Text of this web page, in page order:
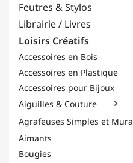
Feutres & Stylos
Librairie / Livres
Loisirs Créatifs
Accessoires en Bois
Accessoires en Plastique
Accessoires pour Bijoux
Aiguilles & Couture

Agrafeuses Simples et
Aimants
Bougies